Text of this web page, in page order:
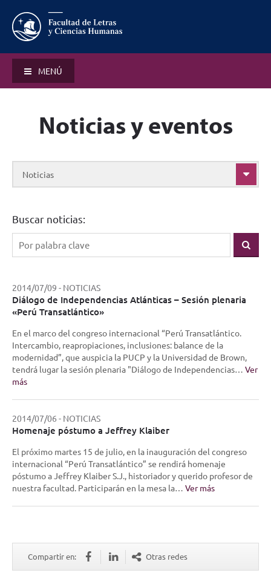
MENÚ
Noticias y eventos
Noticias
Buscar noticias:
2014/07/09 - NOTICIAS
Diálogo de Independencias Atlánticas – Sesión plenaria
«Perú Transatlántico»
En el marco del congreso internacional “Perú Transatlántico.
Intercambio, reapropiaciones, inclusiones: balance de la
modernidad”, que auspicia la PUCP y la Universidad de Brown,
tendrá lugar la sesión plenaria "Diálogo de Independencias… Ver
más
2014/07/06 - NOTICIAS
Homenaje póstumo a Jeffrey Klaiber
El próximo martes 15 de julio, en la inauguración del congreso
internacional “Perú Transatlántico” se rendirá homenaje
póstumo a Jeffrey Klaiber S.J., historiador y querido profesor de
nuestra facultad. Participarán en la mesa la… Ver más
Compartir en: Otras redes